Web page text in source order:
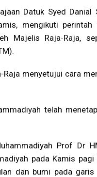
Datuk Syed
mengikuti
Majelis Raja-Raja,
Raja menyetujui cara
telah
Prof Dr
pada Kamis
dan bumi pada